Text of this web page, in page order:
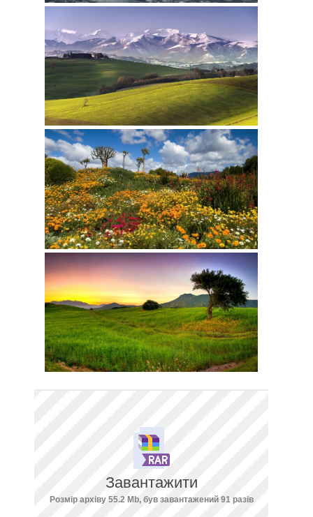
Завантажити
Розмір архіву 55.2 Mb, був завантажений 91 разів